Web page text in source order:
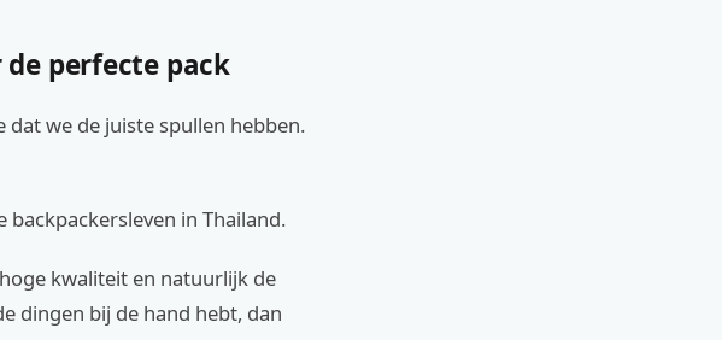
perfecte pack
we de juiste spullen hebben.
backpackersleven in Thailand.
kwaliteit en natuurlijk de
dingen bij de hand hebt, dan